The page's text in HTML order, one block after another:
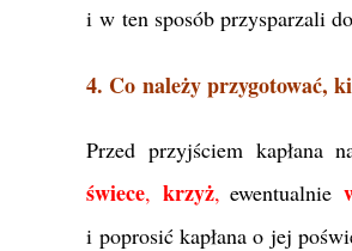
i w ten sposób przysparzali
4. Co należy przygotować,
Przed przyjściem kapłana
świece, krzyż, ewentualnie
i poprosić kapłana o jej